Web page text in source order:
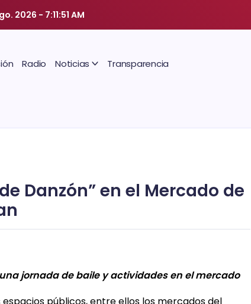
2026 - 7:11:52 AM
Radio Noticias Transparencia
Danzón” en el Mercado de
jornada de baile y actividades en el mercado